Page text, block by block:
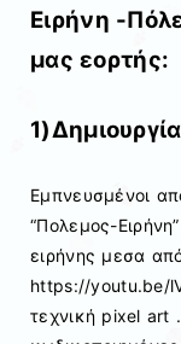
Ειρήνη -
μας εορτής:
Eμπνευσμένοι
“Πολεμος-
ειρήνης μεσα
https://youtu.be/
τεχνική pixel art .